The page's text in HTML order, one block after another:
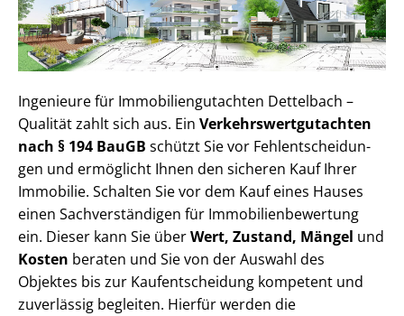
Ingenieure für Im­mo­bi­li­en­gut­ach­ten Dettelbach –
Qualität zahlt sich aus. Ein Ver­kehrs­wert­gut­ach­ten
nach § 194 BauGB schützt Sie vor Fehl­ent­schei­dun­
gen und ermöglicht Ihnen den sicheren Kauf Ihrer
Immobilie. Schalten Sie vor dem Kauf eines Hauses
einen Sach­ver­stän­di­gen für Im­mo­bi­li­en­be­wer­tung
ein. Dieser kann Sie überWert, Zustand, Mängel und
Kosten beraten und Sie von der Auswahl des
Objektes bis zur Kauf­ent­schei­dung kompetent und
zuverlässig begleiten. Hierfür werden die